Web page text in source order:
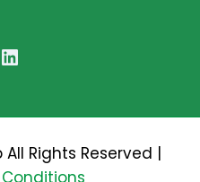
LinkedIn
Rights Reserved |